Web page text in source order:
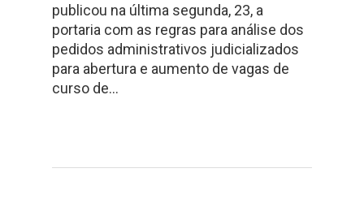
publicou na última segunda, 23, a
portaria com as regras para análise dos
pedidos administrativos judicializados
para abertura e aumento de vagas de
curso de…